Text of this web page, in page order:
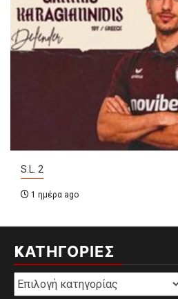
S.L. 2
1 ημέρα ago
KΑΤΗΓΟΡΊΕΣ
Kατηγορίες